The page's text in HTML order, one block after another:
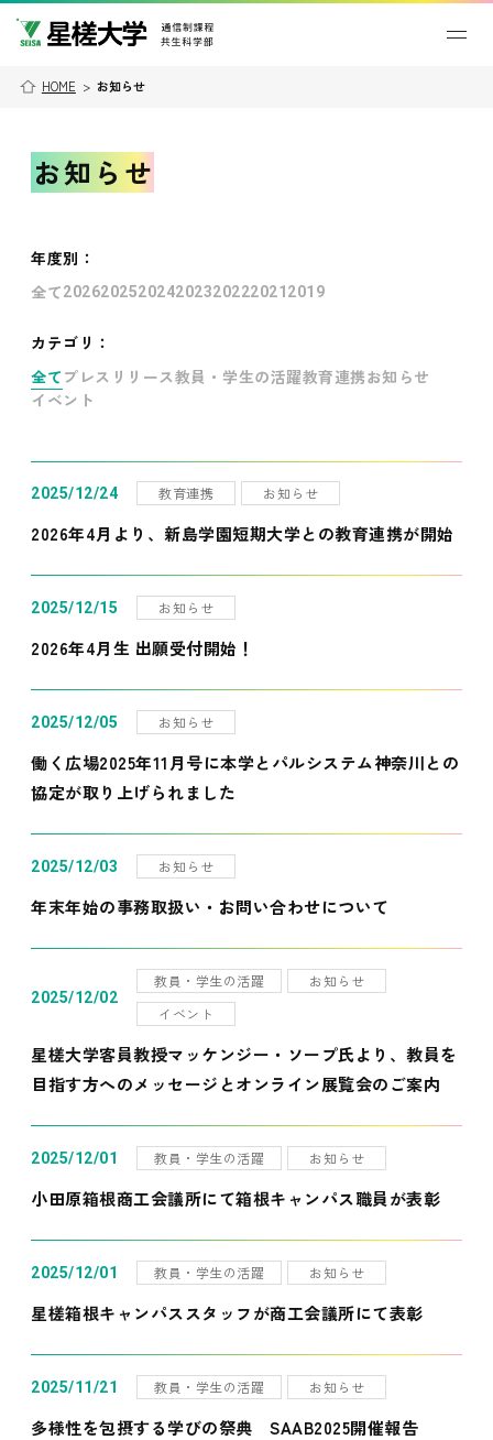
HOME > お知らせ
お知らせ
年度別 ：
全て202620252024202320222021 2019
カテゴリ：
全て プレスリリース教員・学生の活躍教育連携お知らせ
イベント
2025/12/24 教育連携 お知らせ
2026年4月より、新島学園短期大学との教育連携が開始
2025/12/15 お知らせ
2026年4月生 出願受付開始！
2025/12/05 お知らせ
働く広場2025年11月号に本学とパルシステム神奈川との
協定が取り上げられました
2025/12/03 お知らせ
年末年始の事務取扱い・お問い合わせについて
2025/12/02
教員・学生の活躍
お知らせ
イベント
星槎大学客員教授マッケンジー・ソープ氏より、教員を
目指す方へのメッセージとオンライン展覧会のご案内
2025/12/01 教員・学生の活躍 お知らせ
小田原箱根商工会議所にて箱根キャンパス職員が表彰
2025/12/01 教員・学生の活躍 お知らせ
星槎箱根キャンパススタッフが商工会議所にて表彰
2025/11/21 教員・学生の活躍 お知らせ
多様性を包摂する学びの祭典 SAAB2025開催報告